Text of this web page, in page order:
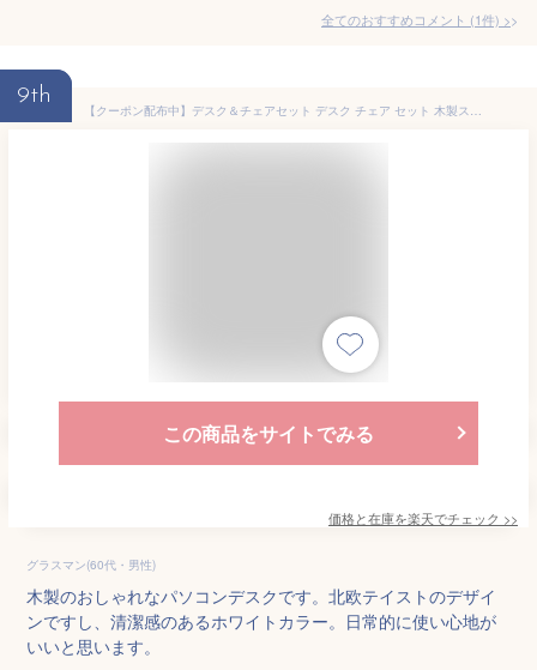
全てのおすすめコメント (1件) >
9th
【クーポン配布中】デスク＆チェアセット デスク チェア セット 木製スリムデスク W105 パソコンデスク パーソナルデスク 引き出し 木目 PCデスク おしゃれ 北欧 シンプル ドレッサー ナチュラル ウォルナット ホワイト〔A〕
この商品をサイトでみる
価格と在庫を楽天でチェック >>
グラスマン(60代・男性)
木製のおしゃれなパソコンデスクです。北欧テイストのデザイ
ンですし、清潔感のあるホワイトカラー。日常的に使い心地が
いいと思います。